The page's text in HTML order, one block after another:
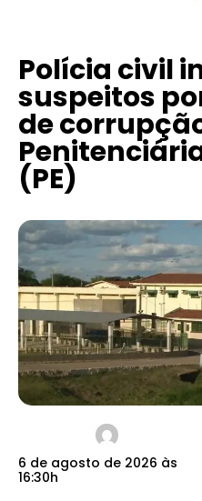
Polícia civil
suspeitos
de
(PE)
6 de agosto de 2026 às
16:30h